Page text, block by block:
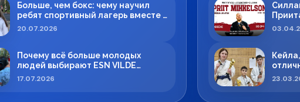
Больше, чем бокс: чему научил
ребят спортивный лагерь вместе с
Максимом Вильде
20.07.2026
Почему всё больше молодых
людей выбирают ESN VILDE
BOXING в Силламяэ?
17.07.2026